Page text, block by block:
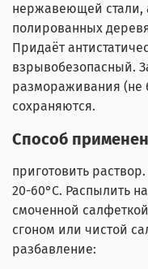
нержавеющей стали,
полированных
Придаёт
взрывобезопасный.
размораживания (не
сохраняются.
Способ
приготовить
20-60°С. Распылить
смоченной
сгоном или чистой
разбавление: